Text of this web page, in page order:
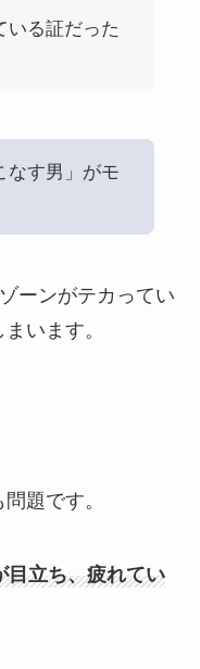
いる証だった
なす男」がモ
ーンがテカってい
います。
題です。
目立ち、疲れてい